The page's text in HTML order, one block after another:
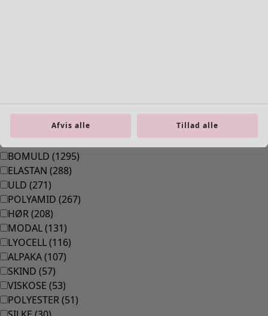
BoligÅbn menu Bolig
Bolig
Nyhed
Al boligindretning
Gardiner
Puder & Pyntepudebetræk
Tæpper
Frotté
Boger
Tidligere favoritter
Afvis alle Tillad alle